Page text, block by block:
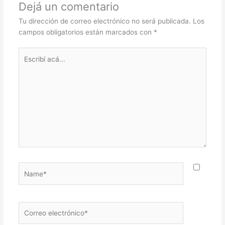
p
p
o
o
k
Dejá un comentario
Tu dirección de correo electrónico no será publicada. Los
campos obligatorios están marcados con *
acá...
electrónico*